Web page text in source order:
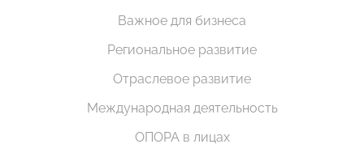
Важное для бизнеса
Региональное развитие
Отраслевое развитие
Международная деятельность
ОПОРА в лицах